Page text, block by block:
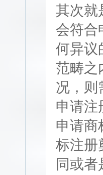
其次就
会符合
何异议
范畴之
况，则
申请注
申请商
标注册
同或